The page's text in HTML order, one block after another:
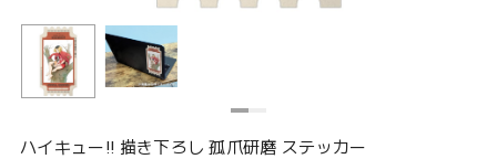
ハイキュー!! 描き下ろし 孤爪研磨 ステッカー